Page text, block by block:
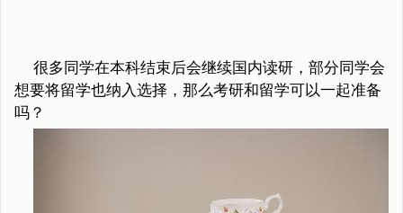
很多同学在本科结束后会继续国内读研，部分同学会
想要将留学也纳入选择，那么考研和留学可以一起准备
吗？